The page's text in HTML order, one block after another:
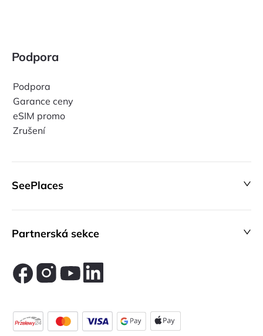
Podpora
Podpora
Garance ceny
eSIM promo
Zrušení
SeePlaces
Partnerská sekce